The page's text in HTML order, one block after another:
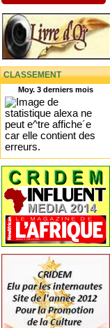
CLASSEMENT
Moy. 3 derniers mois